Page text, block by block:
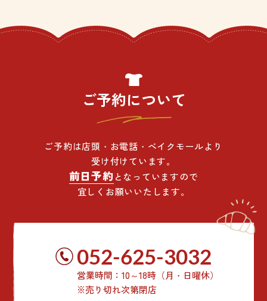
ご予約について
ご予約は店頭・お電話・ベイクモールより
受け付けています。
前日予約 となっていますので
宜しくお願いいたします。
052-625-3032
営業時間：10～18時（月・日曜休）
※売り切れ次第閉店